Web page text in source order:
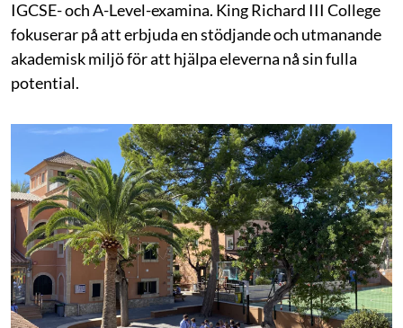
IGCSE- och A-Level-examina. King Richard III College
fokuserar på att erbjuda en stödjande och utmanande
akademisk miljö för att hjälpa eleverna nå sin fulla
potential.